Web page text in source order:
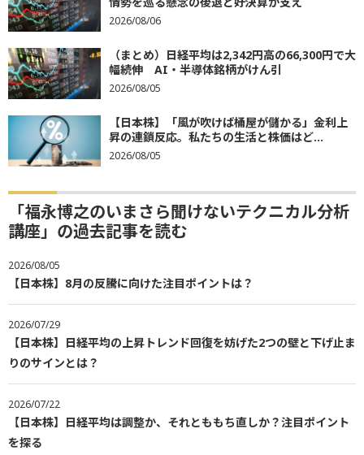
2026/08/06
（まとめ）日経平均は2,342円高の66,300円で大
幅続伸 AI・半導体銘柄がけん引
2026/08/05
【日本株】「風が吹けば桶屋が儲かる」金利上
昇の連鎖反応。私たちの生活と株価はど...
2026/08/05
「福永博之のいまさら聞けないテクニカル分析
講座」の過去記事を読む
2026/08/05
【日本株】8月の反騰に向けた注目ポイントは？
2026/07/29
【日本株】日経平均の上昇トレンド回復を妨げた2つの壁と下げ止ま
りのサインとは？
2026/07/22
【日本株】日経平均は調整か、それとももち直しか？注目ポイント
を探る